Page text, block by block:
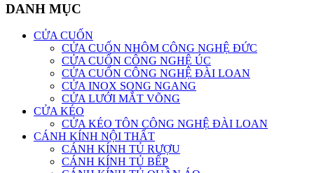
DANH MỤC
CỬA CUỐN
CỬA CUỐN NHÔM CÔNG NGHỆ ĐỨC
CỬA CUỐN CÔNG NGHỆ ÚC
CỬA CUỐN CÔNG NGHỆ ĐÀI LOAN
CỬA INOX SONG NGANG
CỬA LƯỚI MẮT VÕNG
CỬA KÉO
CỬA KÉO TÔN CÔNG NGHỆ ĐÀI LOAN
CÁNH KÍNH NỘI THẤT
CÁNH KÍNH TỦ RƯỢU
CÁNH KÍNH TỦ BẾP